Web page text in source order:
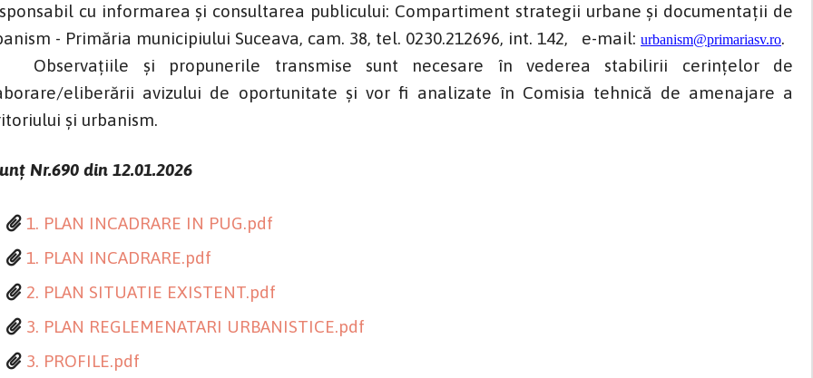
cu informarea și consultarea publicului: Compartiment strategii urbane și documentații de
- Primăria municipiului Suceava, cam. 38, tel. 0230.212696, int. 142, e-mail: urbanism@primariasv.ro.
și propunerile transmise sunt necesare în vederea stabilirii cerințelor de
eliberării avizului de oportunitate și vor fi analizate în Comisia tehnică de amenajare a
și urbanism.
Nr.690 din 12.01.2026
1. PLAN INCADRARE IN PUG.pdf
1. PLAN INCADRARE.pdf
2. PLAN SITUATIE EXISTENT.pdf
3. PLAN REGLEMENATARI URBANISTICE.pdf
3. PROFILE.pdf